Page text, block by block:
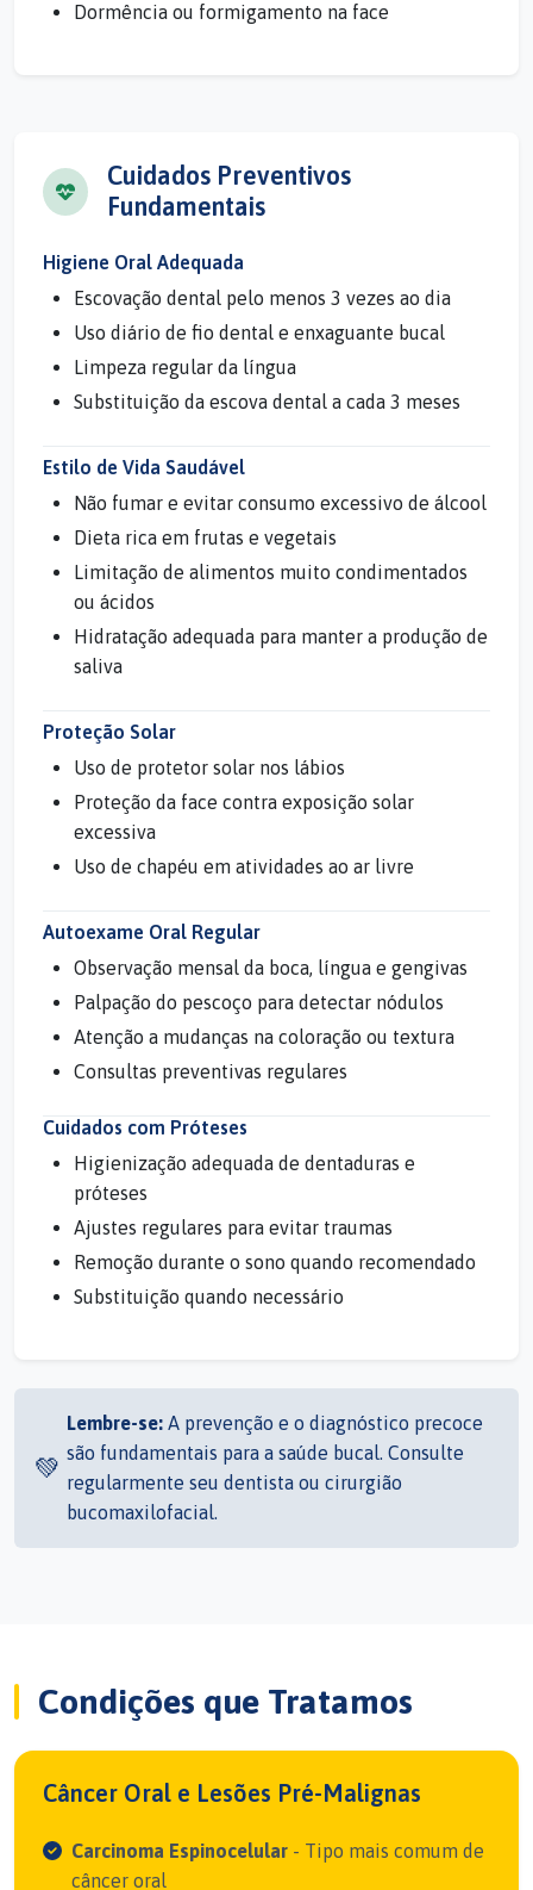
Dormência ou formigamento na face
Cuidados Preventivos
Fundamentais
Higiene Oral Adequada
Escovação dental pelo menos 3 vezes ao dia
Uso diário de fio dental e enxaguante bucal
Limpeza regular da língua
Substituição da escova dental a cada 3 meses
Estilo de Vida Saudável
Não fumar e evitar consumo excessivo de álcool
Dieta rica em frutas e vegetais
Limitação de alimentos muito condimentados
ou ácidos
Hidratação adequada para manter a produção de
saliva
Proteção Solar
Uso de protetor solar nos lábios
Proteção da face contra exposição solar
excessiva
Uso de chapéu em atividades ao ar livre
Autoexame Oral Regular
Observação mensal da boca, língua e gengivas
Palpação do pescoço para detectar nódulos
Atenção a mudanças na coloração ou textura
Consultas preventivas regulares
Cuidados com Próteses
Higienização adequada de dentaduras e
próteses
Ajustes regulares para evitar traumas
Remoção durante o sono quando recomendado
Substituição quando necessário
💚
Lembre-se: A prevenção e o diagnóstico precoce
são fundamentais para a saúde bucal. Consulte
regularmente seu dentista ou cirurgião
bucomaxilofacial.
Condições que Tratamos
Câncer Oral e Lesões Pré-Malignas
Carcinoma Espinocelular - Tipo mais comum de
câncer oral